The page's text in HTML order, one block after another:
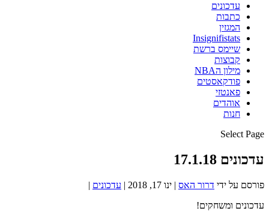
עדכונים
כתבות
המגזין
Insignifistats
שיימס ברשת
קבוצות
מילון הNBA
פודקאסטים
פאנטזי
אוהדים
חנות
Select Page
עדכונים 17.1.18
פורסם על ידי דרור האס | ינו 17, 2018 | עדכונים |
עדכונים ומשחקים!